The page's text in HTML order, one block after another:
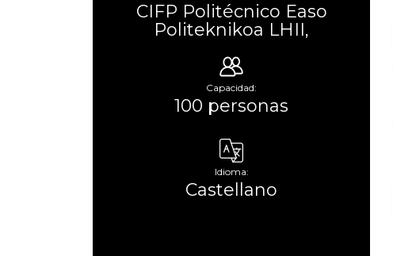
CIFP Politécnico Easo
Politeknikoa LHII,
Capacidad:
100 personas
Idioma:
Castellano